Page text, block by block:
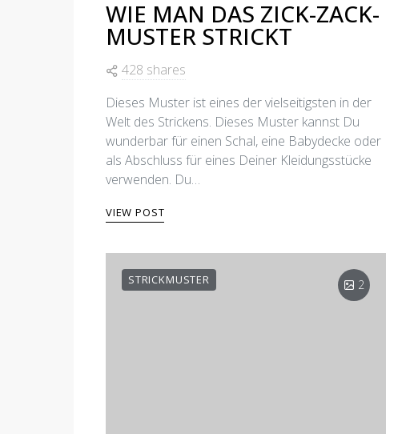
WIE MAN DAS ZICK-ZACK-
MUSTER STRICKT
Dieses Muster ist eines der vielseitigsten in der
Welt des Strickens. Dieses Muster kannst Du
wunderbar für einen Schal, eine Babydecke oder
als Abschluss für eines Deiner Kleidungsstücke